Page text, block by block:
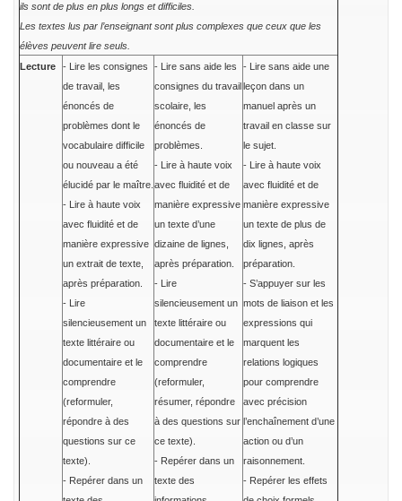
ils sont de plus en plus longs et difficiles.
Les textes lus par l’enseignant sont plus complexes que ceux que les
élèves peuvent lire seuls.
Lecture
- Lire les consignes
de travail, les
énoncés de
problèmes dont le
vocabulaire difficile
ou nouveau a été
élucidé par le maître.
- Lire à haute voix
avec fluidité et de
manière expressive
un extrait de texte,
après préparation.
- Lire
silencieusement un
texte littéraire ou
documentaire et le
comprendre
(reformuler,
répondre à des
questions sur ce
texte).
- Repérer dans un
- Lire sans aide les
consignes du travail
scolaire, les
énoncés de
problèmes.
- Lire à haute voix
avec fluidité et de
manière expressive
un texte d’une
dizaine de lignes,
après préparation.
- Lire
silencieusement un
texte littéraire ou
documentaire et le
comprendre
(reformuler,
résumer, répondre
à des questions sur
ce texte).
- Repérer dans un
texte des
- Lire sans aide une
leçon dans un
manuel après un
travail en classe sur
le sujet.
- Lire à haute voix
avec fluidité et de
manière expressive
un texte de plus de
dix lignes, après
préparation.
- S’appuyer sur les
mots de liaison et les
expressions qui
marquent les
relations logiques
pour comprendre
avec précision
l’enchaînement d’une
action ou d’un
raisonnement.
- Repérer les effets